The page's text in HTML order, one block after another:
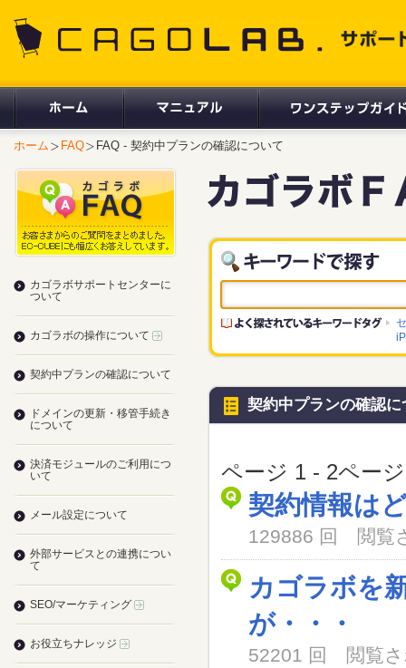
ホーム FAQ FAQ - 契約中プランの確認について
契約中プランの確認に
ページ 1 - 2ペー
契約情報は
129886 回 閲覧
カゴラボを
が・・・
52201 回 閲覧
カゴラボサポートセンターに
ついて
カゴラボの操作について
契約中プランの確認について
ドメインの更新・移管手続き
について
決済モジュールのご利用につ
いて
メール設定について
外部サービスとの連携につい
て
SEO/マーケティング
お役立ちナレッジ